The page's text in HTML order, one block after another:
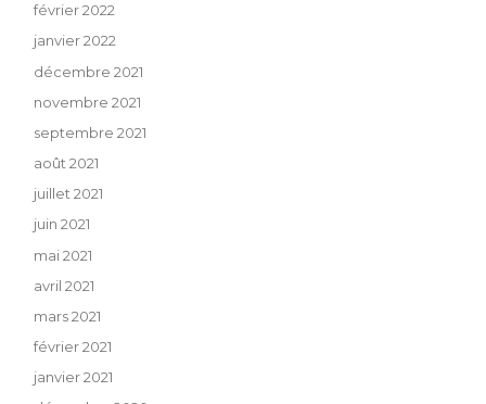
février 2022
janvier 2022
décembre 2021
novembre 2021
septembre 2021
août 2021
juillet 2021
juin 2021
mai 2021
avril 2021
mars 2021
février 2021
janvier 2021